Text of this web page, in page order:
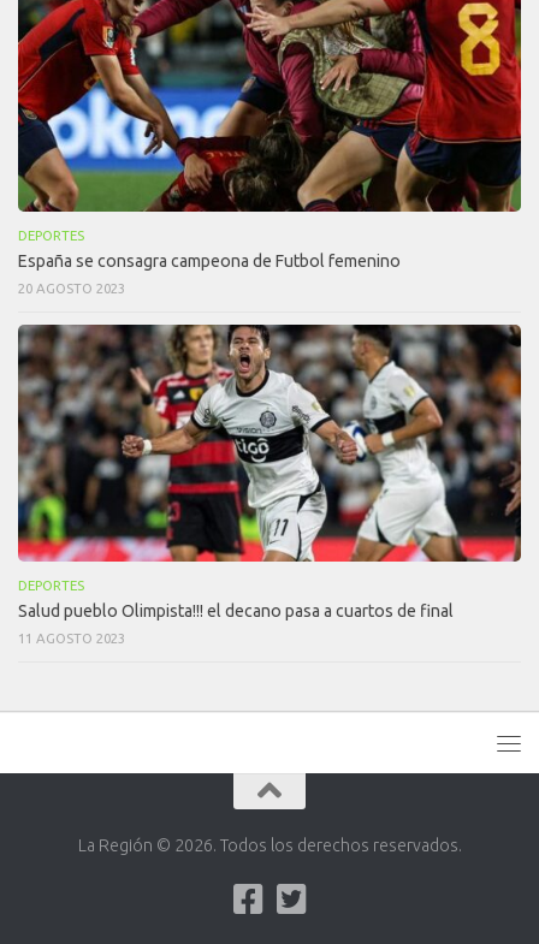
DEPORTES
España se consagra campeona de Futbol femenino
20 AGOSTO 2023
DEPORTES
Salud pueblo Olimpista!!! el decano pasa a cuartos de final
11 AGOSTO 2023
La Región © 2026. Todos los derechos reservados.